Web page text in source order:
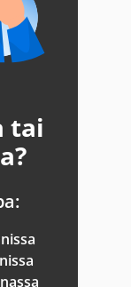
tai